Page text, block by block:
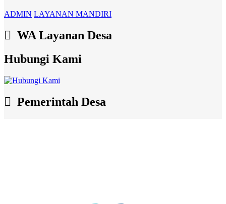
ADMIN LAYANAN MANDIRI
WA Layanan Desa
Hubungi Kami
Pemerintah Desa